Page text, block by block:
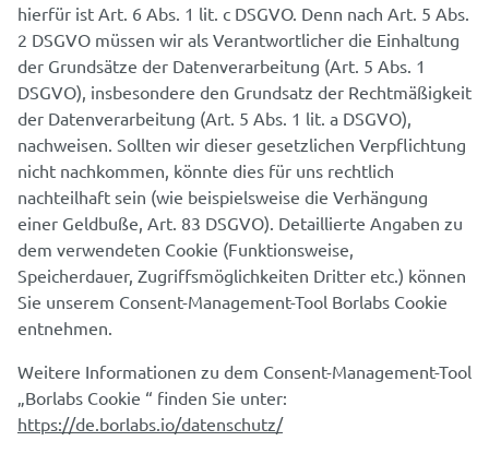
hierfür ist Art. 6 Abs. 1 lit. c DSGVO. Denn nach Art. 5 Abs.
2 DSGVO müssen wir als Verantwortlicher die Einhaltung
der Grundsätze der Datenverarbeitung (Art. 5 Abs. 1
DSGVO), insbesondere den Grundsatz der Rechtmäßigkeit
der Datenverarbeitung (Art. 5 Abs. 1 lit. a DSGVO),
nachweisen. Sollten wir dieser gesetzlichen Verpflichtung
nicht nachkommen, könnte dies für uns rechtlich
nachteilhaft sein (wie beispielsweise die Verhängung
einer Geldbuße, Art. 83 DSGVO). Detaillierte Angaben zu
dem verwendeten Cookie (Funktionsweise,
Speicherdauer, Zugriffsmöglichkeiten Dritter etc.) können
Sie unserem Consent-Management-Tool Borlabs Cookie
entnehmen.
Weitere Informationen zu dem Consent-Management-Tool
„Borlabs Cookie “ finden Sie unter:
https://de.borlabs.io/datenschutz/